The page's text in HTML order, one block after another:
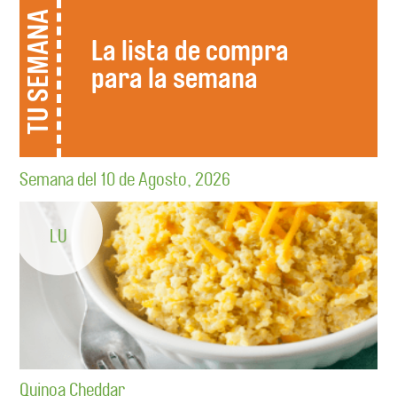
TU SEMANA
La lista de compra
para la semana
Semana del 10 de Agosto, 2026
LU
Quinoa Cheddar